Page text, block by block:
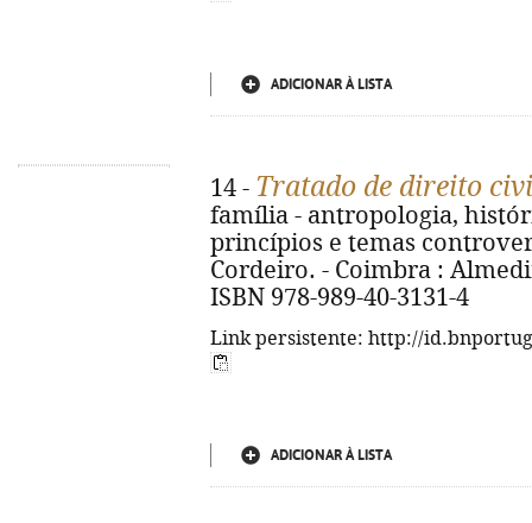
ADICIONAR À LISTA
14 - Tratado de direito
família - antropologia,
princípios e temas
Cordeiro. - Coimbra :
ISBN 978-989-40-3131-4
Link persistente: http://
ADICIONAR À LISTA